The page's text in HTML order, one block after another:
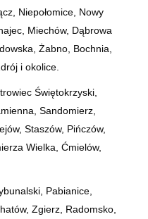
Niepołomice, Nowy
Miechów, Dąbrowa
Żabno, Bochnia,
i okolice.
Świętokrzyski,
Sandomierz,
Staszów, Pińczów,
Wielka, Ćmielów,
Pabianice,
Zgierz, Radomsko,